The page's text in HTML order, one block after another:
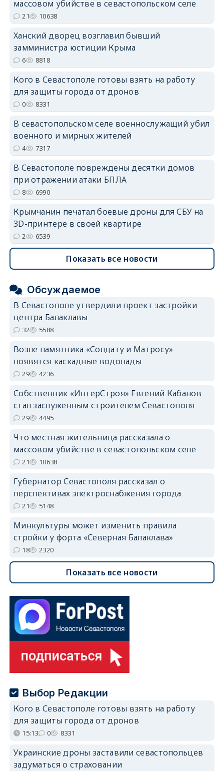
erid: 2SDnjdvhGXG
массовом убийстве в севастопольском селе
21 10638
Ханский дворец возглавил бывший
замминистра юстиции Крыма
6 8818
Кого в Севастополе готовы взять на работу
для защиты города от дронов
0 8331
В севастопольском селе военнослужащий убил
военного и мирных жителей
4 7317
В Севастополе повреждены десятки домов
при отражении атаки БПЛА
8 6990
Крымчанин печатал боевые дроны для СБУ на
3D-принтере в своей квартире
2 6539
Показать все новости
Обсуждаемое
В Севастополе утвердили проект застройки
центра Балаклавы
32 5588
Возле памятника «Солдату и Матросу»
появятся каскадные водопады
29 4236
Собственник «ИнтерСтроя» Евгений Кабанов
стал заслуженным строителем Севастополя
29 4495
Что местная жительница рассказала о
массовом убийстве в севастопольском селе
21 10638
Губернатор Севастополя рассказал о
перспективах электроснабжения города
21 5148
Минкультуры может изменить правила
стройки у форта «Северная Балаклава»
18 2320
Показать все новости
Выбор Редакции
Кого в Севастополе готовы взять на работу
для защиты города от дронов
15:13 0 8331
Украинские дроны заставили севастопольцев
задуматься о страховании